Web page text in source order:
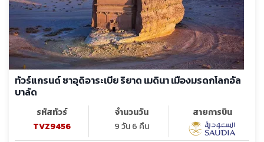
ทัวร์แกรนด์ ซาอุดิอาระเบีย ริยาด เมดินา เมืองมรดกโลกอัล
บาลัด
รหัสทัวร์
TVZ9456
จำนวนวัน
9 วัน 6 คืน
สายการบิน